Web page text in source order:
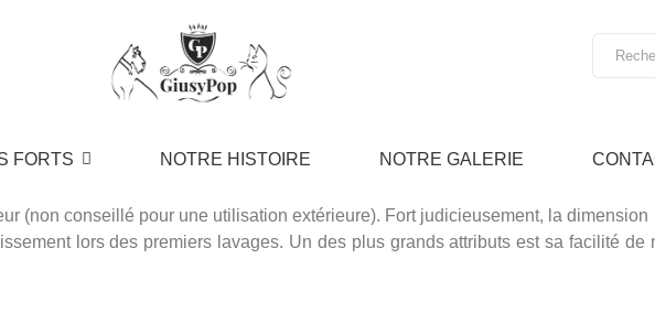
FORTS NOTRE HISTOIRE NOTRE GALERIE
(non conseillé pour une utilisation extérieure). Fort judicieusement, la
lors des premiers lavages. Un des plus grands attributs est sa facilité de